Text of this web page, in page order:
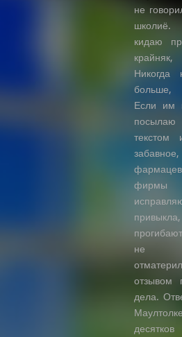
не
кидаю
Никогда
Если им
текстом
фирмы
не
отзывом
дела.